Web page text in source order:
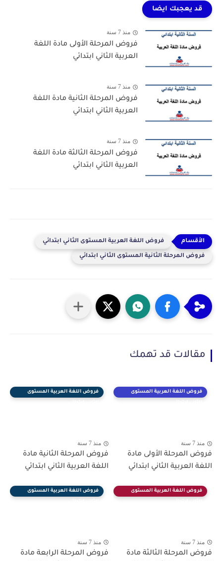
قد يعجبك ايضا
منذ 7 سنة
فروض المرحلة الأولى مادة اللغة
العربية الثاني ابتدائي
منذ 7 سنة
فروض المرحلة الثانية مادة اللغة
العربية الثاني ابتدائي
منذ 7 سنة
فروض المرحلة الثالثة مادة اللغة
العربية الثاني ابتدائي
فروض اللغة العربية المستوى الثاني ابتدائي
فروض المرحلة الثانية المستوى الثاني ابتدائي
مقالات قد تهمك
فروض اللغة العربية المستوى
منذ 7 سنة
فروض المرحلة الأولى مادة
اللغة العربية الثاني ابتدائي
فروض اللغة العربية المستوى
منذ 7 سنة
فروض المرحلة الثانية مادة
اللغة العربية الثاني ابتدائي
فروض اللغة العربية المستوى
منذ 7 سنة
فروض المرحلة الثالثة مادة
فروض اللغة العربية المستوى
منذ 7 سنة
فروض المرحلة الرابعة مادة